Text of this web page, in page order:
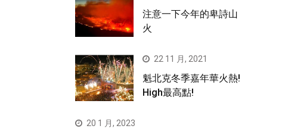
注意一下今年的卑詩山
火
22 11 月, 2021
魁北克冬季嘉年華火熱!
High最高點!
20 1 月, 2023